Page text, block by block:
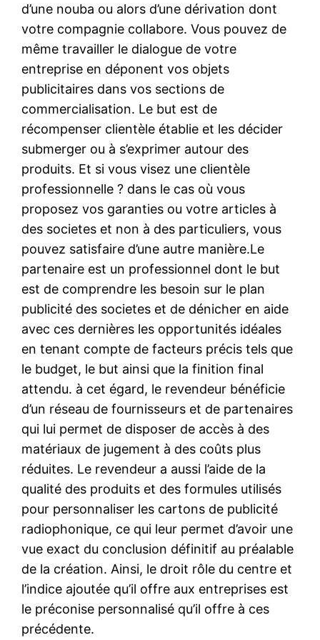
d’une nouba ou alors d’une dérivation dont
votre compagnie collabore. Vous pouvez de
même travailler le dialogue de votre
entreprise en déponent vos objets
publicitaires dans vos sections de
commercialisation. Le but est de
récompenser clientèle établie et les décider
submerger ou à s’exprimer autour des
produits. Et si vous visez une clientèle
professionnelle ? dans le cas où vous
proposez vos garanties ou votre articles à
des societes et non à des particuliers, vous
pouvez satisfaire d’une autre manière.Le
partenaire est un professionnel dont le but
est de comprendre les besoin sur le plan
publicité des societes et de dénicher en aide
avec ces dernières les opportunités idéales
en tenant compte de facteurs précis tels que
le budget, le but ainsi que la finition final
attendu. à cet égard, le revendeur bénéficie
d’un réseau de fournisseurs et de partenaires
qui lui permet de disposer de accès à des
matériaux de jugement à des coûts plus
réduites. Le revendeur a aussi l’aide de la
qualité des produits et des formules utilisés
pour personnaliser les cartons de publicité
radiophonique, ce qui leur permet d’avoir une
vue exact du conclusion définitif au préalable
de la création. Ainsi, le droit rôle du centre et
l’indice ajoutée qu’il offre aux entreprises est
le préconise personnalisé qu’il offre à ces
précédente.